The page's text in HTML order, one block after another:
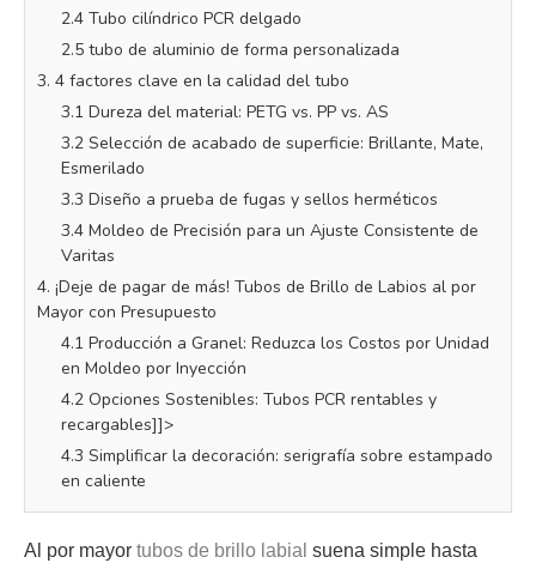
2.4 Tubo cilíndrico PCR delgado
2.5 tubo de aluminio de forma personalizada
3. 4 factores clave en la calidad del tubo
3.1 Dureza del material: PETG vs. PP vs. AS
3.2 Selección de acabado de superficie: Brillante, Mate,
Esmerilado
3.3 Diseño a prueba de fugas y sellos herméticos
3.4 Moldeo de Precisión para un Ajuste Consistente de
Varitas
4. ¡Deje de pagar de más! Tubos de Brillo de Labios al por
Mayor con Presupuesto
4.1 Producción a Granel: Reduzca los Costos por Unidad
en Moldeo por Inyección
4.2 Opciones Sostenibles: Tubos PCR rentables y
recargables]]>
4.3 Simplificar la decoración: serigrafía sobre estampado
en caliente
Al por mayor tubos de brillo labial suena simple hasta